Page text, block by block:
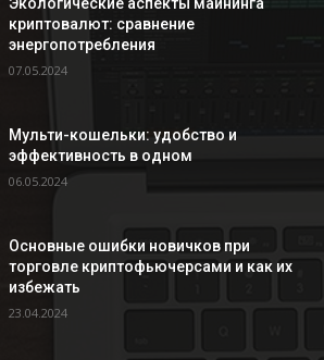
криптовалют: сравнение
энергопотребления
07.05.2024
Мульти-кошельки: удобство и
эффективность в одном
06.05.2024
Основные ошибки новичков при
торговле криптофьючерсами и как их
избежать
23.04.2024